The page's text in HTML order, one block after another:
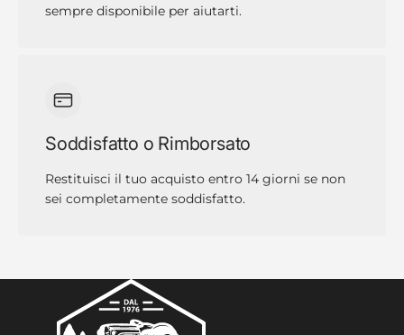
sempre disponibile per aiutarti.
Soddisfatto o Rimborsato
Restituisci il tuo acquisto entro 14 giorni se non
sei completamente soddisfatto.